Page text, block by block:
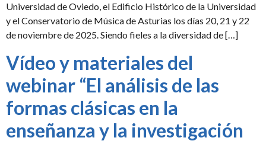
Universidad de Oviedo, el Edificio Histórico de la Universidad
y el Conservatorio de Música de Asturias los días 20, 21 y 22
de noviembre de 2025. Siendo fieles a la diversidad de […]
Vídeo y materiales del
webinar “El análisis de las
formas clásicas en la
enseñanza y la investigación